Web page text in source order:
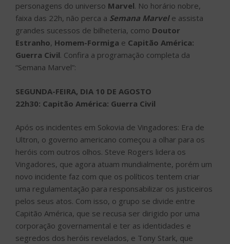
personagens do universo Marvel. No horário nobre,
faixa das 22h, não perca a Semana Marvel e assista
grandes sucessos de bilheteria, como Doutor
Estranho, Homem-Formiga e Capitão América:
Guerra Civil. Confira a programação completa da
“Semana Marvel”:
SEGUNDA-FEIRA, DIA 10 DE AGOSTO
22h30: Capitão América: Guerra Civil
Após os incidentes em Sokovia de Vingadores: Era de
Ultron, o governo americano começou a olhar para os
heróis com outros olhos. Steve Rogers lidera os
Vingadores, que agora atuam mundialmente, porém um
novo incidente faz com que os políticos tentem criar
uma regulamentação para responsabilizar os justiceiros
pelos seus atos. Com isso, o grupo se divide entre
Capitão América, que se recusa ser dirigido por uma
corporação governamental e ter as identidades e
segredos dos heróis revelados, e Tony Stark, que